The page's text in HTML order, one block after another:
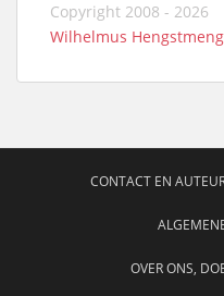
Copyright 2008 - 2026
Wilhelmus
CONTACT EN
OVER ONS,